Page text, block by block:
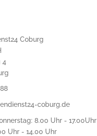
Coburg
4
coburg.de
8.00 Uhr - 17.00Uhr
Uhr - 14.00 Uhr